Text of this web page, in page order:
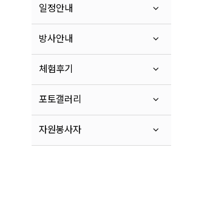
일정안내
방사안내
체험후기
포토갤러리
자원봉사자